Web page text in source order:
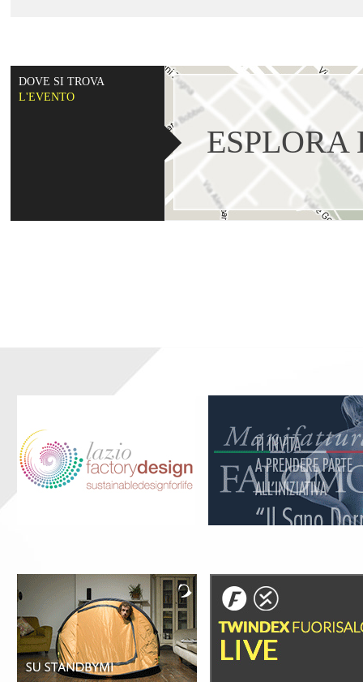
DOVE SI TROVA
L'EVENTO
ESPLORA